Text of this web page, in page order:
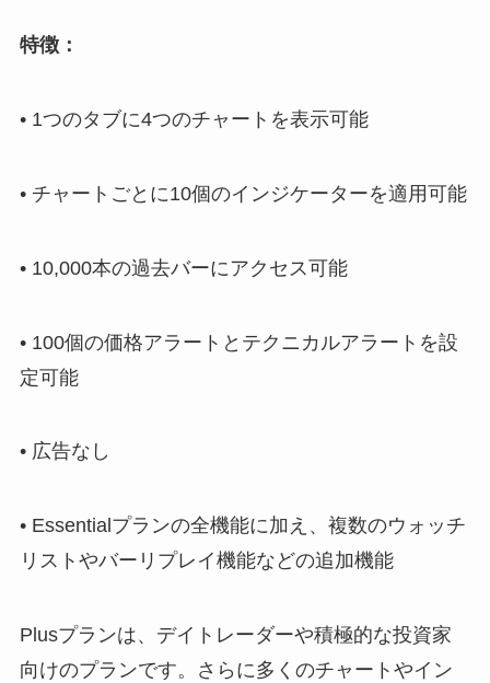
特徴：
• 1つのタブに4つのチャートを表示可能
• チャートごとに10個のインジケーターを適用可能
• 10,000本の過去バーにアクセス可能
• 100個の価格アラートとテクニカルアラートを設
定可能
• 広告なし
• Essentialプランの全機能に加え、複数のウォッチ
リストやバーリプレイ機能などの追加機能
Plusプランは、デイトレーダーや積極的な投資家
向けのプランです。さらに多くのチャートやイン